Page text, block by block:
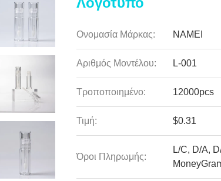
Ονομασία Μάρκας: NAMEI
Αριθμός Μοντέλου: L-001
Τροποποιημένο: 12000pcs
Τιμή: $0.31
Όροι Πληρωμής:
L/C, D/A,